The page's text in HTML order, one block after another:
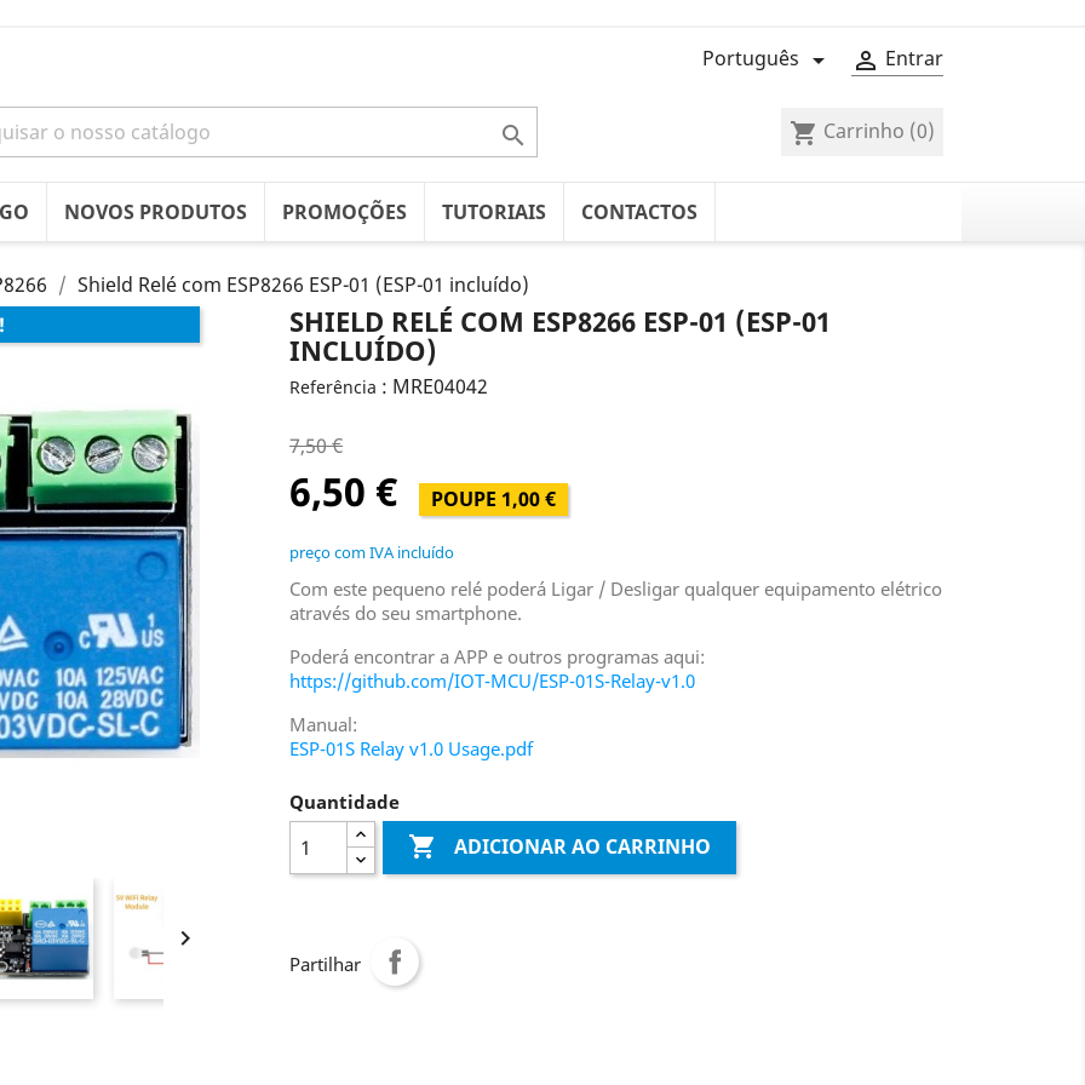
 Entrar
Português 
 shopping_cart Carrinho (0)
NOVOS PRODUTOS PROMOÇÕES TUTORIAIS CONTACTOS
Shield Relé com ESP8266 ESP-01 (ESP-01 incluído)

SHIELD RELÉ COM ESP8266 ESP-01 (ESP-01
INCLUÍDO)
Referência : MRE04042
7,50 €
6,50 € POUPE 1,00 €
preço com IVA incluído
Com este pequeno relé poderá Ligar / Desligar qualquer equipamento elétrico
através do seu smartphone.
Poderá encontrar a APP e outros programas aqui:
https://github.com/IOT-MCU/ESP-01S-Relay-v1.0
Manual:
ESP-01S Relay v1.0 Usage.pdf
Quantidade
 ADICIONAR AO CARRINHO
Partilhar